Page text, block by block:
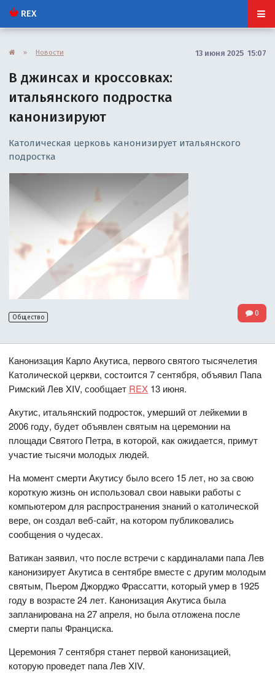
REX
» Новости 13 июня 2025 15:07
В джинсах и кроссовках:
итальянского подростка
канонизируют
Католическая церковь канонизирует итальянского
подростка
Общество 0
Канонизация Карло Акутиса, первого святого тысячелетия
Католической церкви, состоится 7 сентября, объявил Папа
Римский Лев XIV, сообщает REX 13 июня.
Акутис, итальянский подросток, умерший от лейкемии в
2006 году, будет объявлен святым на церемонии на
площади Святого Петра, в которой, как ожидается, примут
участие тысячи молодых людей.
На момент смерти Акутису было всего 15 лет, но за свою
короткую жизнь он использовал свои навыки работы с
компьютером для распространения знаний о католической
вере, он создал веб-сайт, на котором публиковались
сообщения о чудесах.
Ватикан заявил, что после встречи с кардиналами папа Лев
канонизирует Акутиса в сентябре вместе с другим молодым
святым, Пьером Джорджо Фрассатти, который умер в 1925
году в возрасте 24 лет. Канонизация Акутиса была
запланирована на 27 апреля, но была отложена после
смерти папы Франциска.
Церемония 7 сентября станет первой канонизацией,
которую проведет папа Лев XIV.